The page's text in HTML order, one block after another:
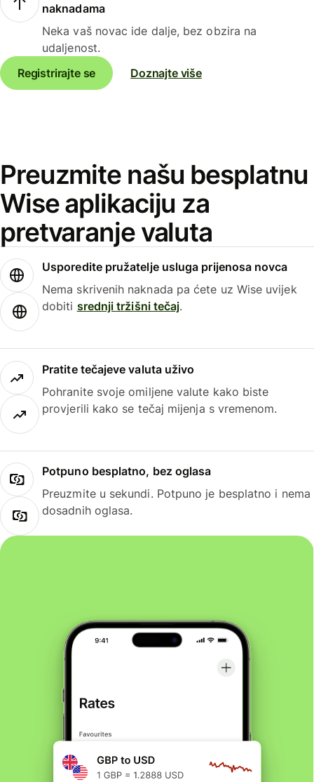
naknadama
Neka vaš novac ide dalje, bez obzira na
udaljenost.
Registrirajte se
Doznajte više
Preuzmite našu besplatnu
Wise aplikaciju za
pretvaranje valuta
Usporedite pružatelje usluga prijenosa novca
Nema skrivenih naknada pa ćete uz Wise uvijek
dobiti srednji tržišni tečaj.
Pratite tečajeve valuta uživo
Pohranite svoje omiljene valute kako biste
provjerili kako se tečaj mijenja s vremenom.
Potpuno besplatno, bez oglasa
Preuzmite u sekundi. Potpuno je besplatno i nema
dosadnih oglasa.